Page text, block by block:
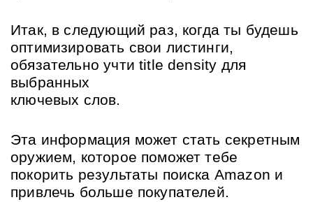
Итак, в следующий раз, когда ты будешь
оптимизировать свои листинги,
обязательно учти title density для
выбранных
ключевых слов.
Эта информация может стать секретным
оружием, которое поможет тебе
покорить результаты поиска Amazon и
привлечь больше покупателей.